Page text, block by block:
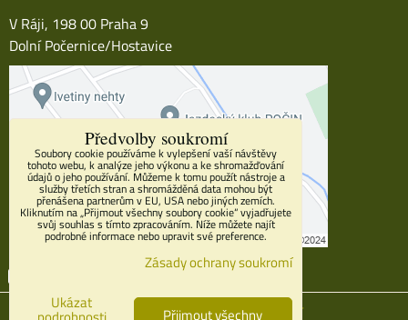
V Ráji, 198 00 Praha 9
Dolní Počernice/Hostavice
Instagram
Předvolby soukromí Zásady ochrany soukromí
Předvolby soukromí
Soubory cookie používáme k vylepšení vaší návštěvy
tohoto webu, k analýze jeho výkonu a ke shromažďování
údajů o jeho používání. Můžeme k tomu použít nástroje a
služby třetích stran a shromážděná data mohou být
přenášena partnerům v EU, USA nebo jiných zemích.
Kliknutím na „Přijmout všechny soubory cookie“ vyjadřujete
svůj souhlas s tímto zpracováním. Níže můžete najít
podrobné informace nebo upravit své preference.
Zásady ochrany soukromí
Ukázat
Přijmout všechny